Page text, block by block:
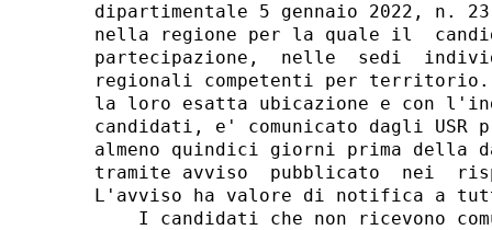
dipartimentale 5 gennaio 2022, n.
nella regione per la quale il
partecipazione,  nelle  sedi
regionali competenti per territorio.
la loro esatta ubicazione e con
candidati, e' comunicato dagli
almeno quindici giorni prima della
tramite avviso  pubblicato  nei
L'avviso ha valore di notifica
I candidati che non ricevono